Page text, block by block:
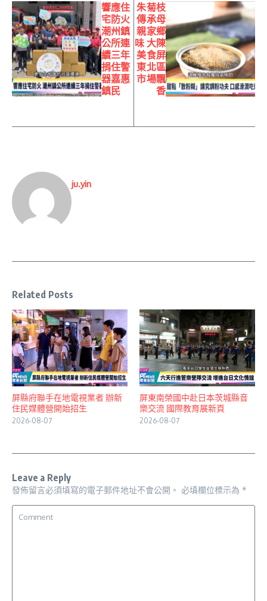
響應住
宅防火
潮州鎮
公所連
續三年
捐住警
器嘉惠
鎮民
朱菊枝
傳承母
親家鄉
味 大陳
美食屏
東北區
市場飄
香
ju.yin
Related Posts
屏縣府聯手在地電視業者 辦新
住民媒體營開始招生
2026-08-07
屏東南榮國中赴日本茨城縣音
樂交流 國際教育展新頁
2026-08-07
Leave a Reply
發佈留言必須填寫的電子郵件地址不會公開。 必填欄位標示為 *